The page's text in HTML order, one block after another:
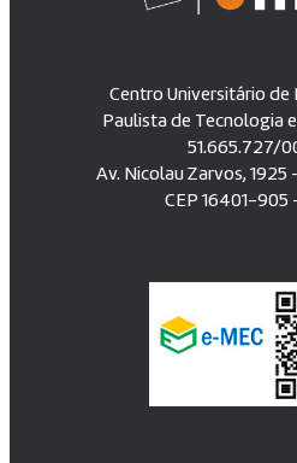
Centro Universitário
Paulista de Tecnologia e
51.665.727/
Av. Nicolau Zarvos, 1925
CEP 16401-905